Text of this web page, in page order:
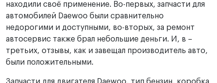
находили своё применение. Во-первых, запчасти для
автомобилей Daewoo были сравнительно
недорогими и доступными, во-вторых, за ремонт
автосервис также брал небольшие деньги. И, в –
третьих, отзывы, как и завещал производитель авто,
были положительными.